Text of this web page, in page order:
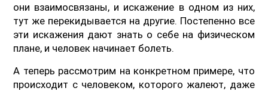
они взаимосвязаны, и искажение в одном из них,
тут же перекидывается на другие. Постепенно все
эти искажения дают знать о себе на физическом
плане, и человек начинает болеть.
А теперь рассмотрим на конкретном примере, что
происходит с человеком, которого жалеют, даже